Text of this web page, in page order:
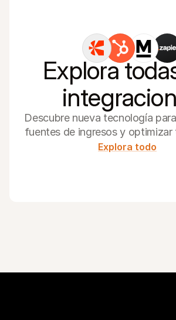
Explora
Descubre nueva tecnología
fuentes de ingresos y optimizar
Explora todo